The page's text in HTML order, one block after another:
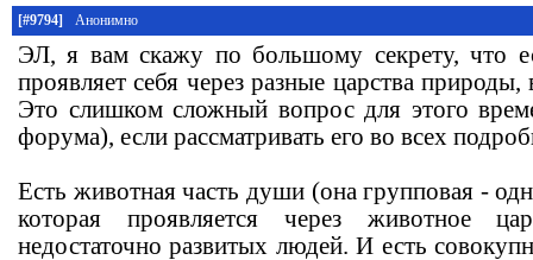
[#9794] Анонимно
ЭЛ, я вам скажу по большому секрету, что
проявляет себя через разные царства
Это слишком сложный вопрос для этого
форума), если рассматривать его во всех
Есть животная часть души (она групповая -
которая проявляется через животное
недостаточно развитых людей. И есть